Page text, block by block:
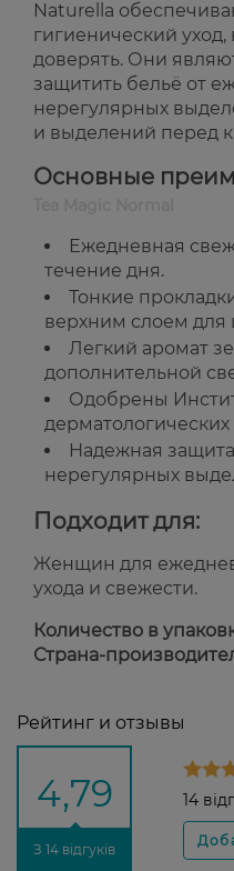
Naturella
гигиенический
доверять. Они
защитить бельё от
нерегулярных
и выделений перед
Основные
Ежедневная
течение дня.
Тонкие
верхним слоем для
Легкий аромат
дополнительной
Одобрены
Надежная
нерегулярных
Подходит для:
Женщин для
ухода и свежести.
Количество в
Страна-
Рейтинг и отзывы
4,79
З 14 відгуків
14